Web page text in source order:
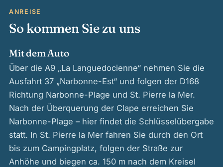
ANREISE
So kommen Sie zu uns
Mit dem Auto
Über die A9 „La Languedocienne“ nehmen Sie die
Ausfahrt 37 „Narbonne-Est“ und folgen der D168
Richtung Narbonne-Plage und St. Pierre la Mer.
Nach der Überquerung der Clape erreichen Sie
Narbonne-Plage – hier findet die Schlüsselübergabe
statt. In St. Pierre la Mer fahren Sie durch den Ort
bis zum Campingplatz, folgen der Straße zur
Anhöhe und biegen ca. 150 m nach dem Kreisel